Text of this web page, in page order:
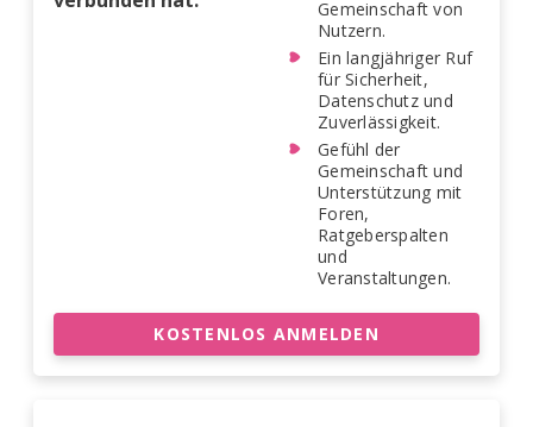
Gemeinschaft von
Nutzern.
Ein langjähriger Ruf
für Sicherheit,
Datenschutz und
Zuverlässigkeit.
Gefühl der
Gemeinschaft und
Unterstützung mit
Foren,
Ratgeberspalten
und
Veranstaltungen.
KOSTENLOS ANMELDEN